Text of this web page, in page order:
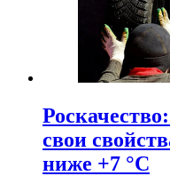
свои
ниже +7 °C